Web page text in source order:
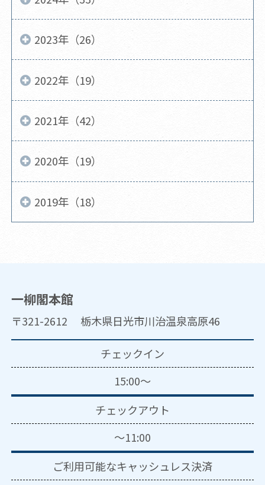
2023年（26）
2022年（19）
2021年（42）
2020年（19）
2019年（18）
一柳閣本館
〒321-2612 栃木県日光市川治温泉高原46
チェックイン
15:00～
チェックアウト
～11:00
ご利用可能なキャッシュレス決済